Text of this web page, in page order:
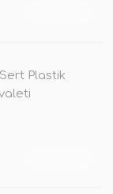
Plastik